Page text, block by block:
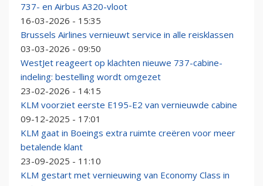
737- en Airbus A320-vloot
16-03-2026 - 15:35
Brussels Airlines vernieuwt service in alle reisklassen
03-03-2026 - 09:50
WestJet reageert op klachten nieuwe 737-cabine-
indeling: bestelling wordt omgezet
23-02-2026 - 14:15
KLM voorziet eerste E195-E2 van vernieuwde cabine
09-12-2025 - 17:01
KLM gaat in Boeings extra ruimte creëren voor meer
betalende klant
23-09-2025 - 11:10
KLM gestart met vernieuwing van Economy Class in